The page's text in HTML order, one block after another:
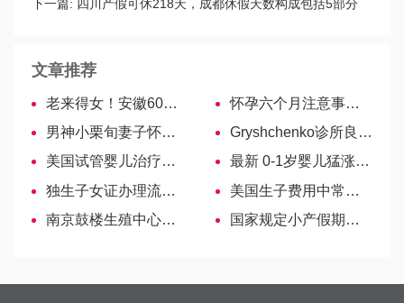
188天
下一篇: 四川产假可休218天，成都休假天数构成包括5部分
文章推荐
老来得女！安徽60岁老人自然受孕产下6斤女婴
怀孕六个月注意事项大全，制霉菌片、感冒药使用需注意！
男神小栗旬妻子怀二胎！6月大肚骑车接送女儿
Gryshchenko诊所良医—Gryshchenko Mykola Hryhorovych
美国试管婴儿治疗慢性盆腔炎偏方
最新 0-1岁婴儿猛涨期的10个时间表，第1个月为生长爆发期
独生子女证办理流程全指南需要的朋友看过来！
美国生子费用中常备忽略的额外费用
南京鼓楼生殖中心排名前5的医生， 好医生一目了然！
国家规定小产假期最少15天，遇双休、节假日计算不同